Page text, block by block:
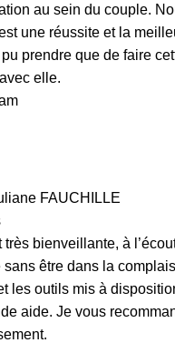
au sein du couple.
une réussite et la
prendre que de faire
elle.
FAUCHILLE
très bienveillante, à
être dans la
les outils mis à
aide. Je vous